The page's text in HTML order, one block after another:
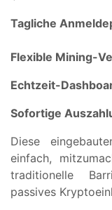
Tagliche
Flexible Mining-
Echtzeit-
Sofortige
Diese
einfach,
traditionelle
passives